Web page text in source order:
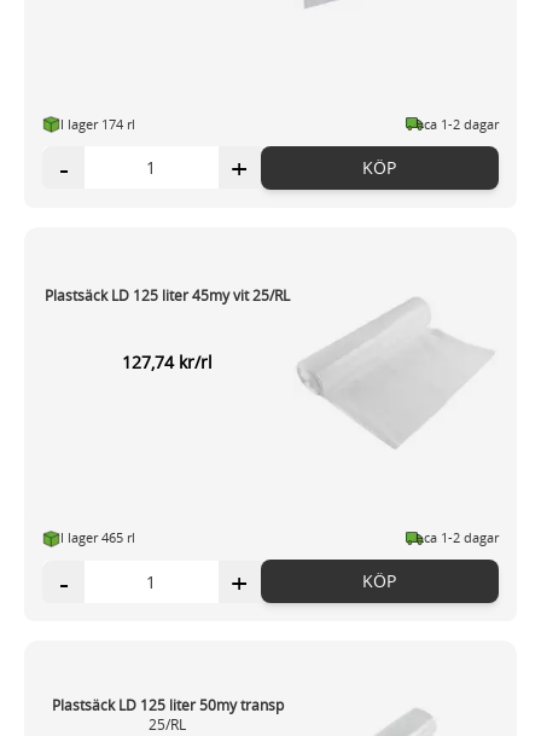
I lager 174 rl ca 1-2 dagar
- + KÖP
Plastsäck LD 125 liter 45my vit 25/RL
127,74 kr/rl
I lager 465 rl ca 1-2 dagar
- + KÖP
Plastsäck LD 125 liter 50my transp
25/RL